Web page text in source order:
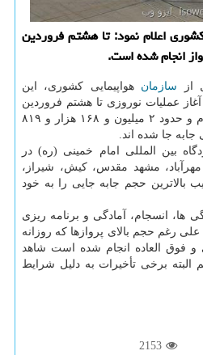
اعلام نمود: تا هشتم فروردین
از سازمان هواپیمایی كشوری، این
آغاز عملیات نوروزی تا هشتم فروردین
ماه ۱۷هزار و ۱۵۹ پرواز انجام و حدود ۲ میلیون و ۱۶۸ هزار و ۸۱۹
جا شده اند.
بین المللی امام خمینی (ره) در
مشهد مقدس، كیش، شیراز،
بالاترین حجم جابه جایی را به خود
ها، انسجام، آمادگی و برنامه ریزی
رغم حجم بالای پروازها كه روزانه
ای و فوق العاده انجام شده است شاهد
البته برخی تأخیرات به دلیل شرایط
2153